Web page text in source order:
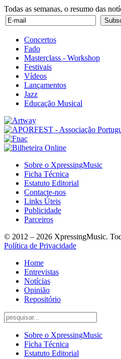
Todas as semanas, o resumo das
Concertos
Fado
Masterclass - Workshop
Festivais
Vídeos
Lançamentos
Jazz
Educação Musical
Sobre o XpressingMusic
Ficha Técnica
Estatuto Editorial
Contacte-nos
Links Úteis
Publicidade
Parceiros
© 2012 – 2026 XpressingMusic.
Política de Privacidade
Home
Entrevistas
Notícias
Opinião
Repositório
Sobre o XpressingMusic
Ficha Técnica
Estatuto Editorial